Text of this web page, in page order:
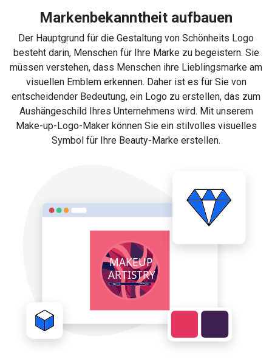
Markenbekanntheit aufbauen
Der Hauptgrund für die Gestaltung von Schönheits Logo
besteht darin, Menschen für Ihre Marke zu begeistern. Sie
müssen verstehen, dass Menschen ihre Lieblingsmarke am
visuellen Emblem erkennen. Daher ist es für Sie von
entscheidender Bedeutung, ein Logo zu erstellen, das zum
Aushängeschild Ihres Unternehmens wird. Mit unserem
Make-up-Logo-Maker können Sie ein stilvolles visuelles
Symbol für Ihre Beauty-Marke erstellen.